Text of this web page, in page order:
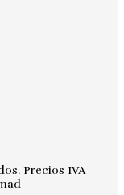
Precios IVA